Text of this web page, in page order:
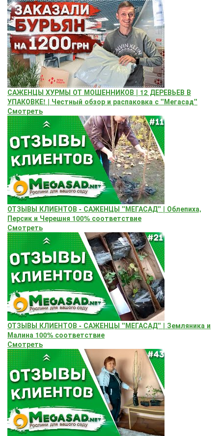
САЖЕНЦЫ ХУРМЫ ОТ МОШЕННИКОВ | 12 ДЕРЕВЬЕВ В
УПАКОВКЕ! | Честный обзор и распаковка с "Мегасад"
Смотреть
ОТЗЫВЫ КЛИЕНТОВ - САЖЕНЦЫ "МЕГАСАД" | Облепиха,
Персик и Черешня 100% соответствие
Смотреть
ОТЗЫВЫ КЛИЕНТОВ - САЖЕНЦЫ "МЕГАСАД" | Земляника и
Малина 100% соответствие
Смотреть